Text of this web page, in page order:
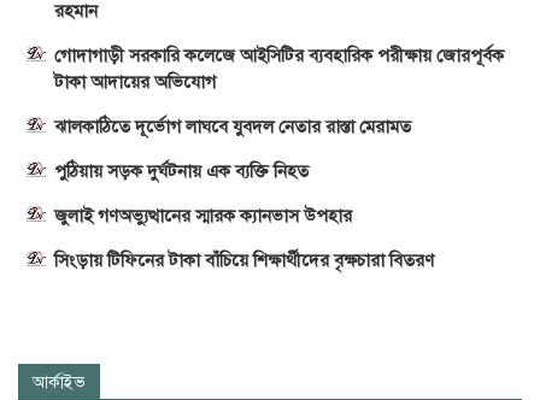
রহমান
গোদাগাড়ী সরকারি কলেজে আইসিটির ব্যবহারিক পরীক্ষায় জোরপূর্বক
টাকা আদায়ের অভিযোগ
ঝালকাঠিতে দূর্ভোগ লাঘবে যুবদল নেতার রাস্তা মেরামত
পুঠিয়ায় সড়ক দুর্ঘটনায় এক ব্যক্তি নিহত
জুলাই গণঅভ্যুত্থানের স্মারক ক্যানভাস উপহার
সিংড়ায় টিফিনের টাকা বাঁচিয়ে শিক্ষার্থীদের বৃক্ষচারা বিতরণ
আর্কাইভ